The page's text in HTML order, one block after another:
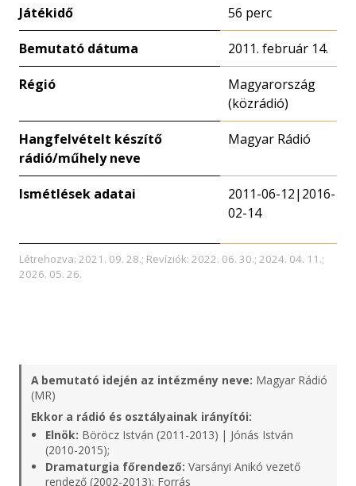
Játékidő 56 perc
Bemutató dátuma 2011. február 14.
Régió
Magyarország
(közrádió)
Hangfelvételt készítő
rádió/műhely neve
Magyar Rádió
Ismétlések adatai
2011-06-12|2016-
02-14
Létrehozva: 2021. 09. 28.; Revíziók: 2022. 06. 30.; 2024. 04. 11.;
2026. 05. 26.
A bemutató idején az intézmény neve: Magyar Rádió
(MR)
Ekkor a rádió és osztályainak irányítói:
Elnök: Böröcz István (2011-2013) | Jónás István
(2010-2015);
Dramaturgia főrendező: Varsányi Anikó vezető
rendező (2002-2013); Forrás